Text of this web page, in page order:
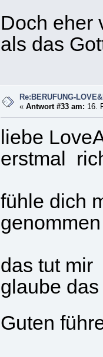
Doch eher
als das
Re:BERUFUNG-
«Antwort #33 am: 16.
liebe
erstmal
fühle dich
das tut mir
glaube
Guten